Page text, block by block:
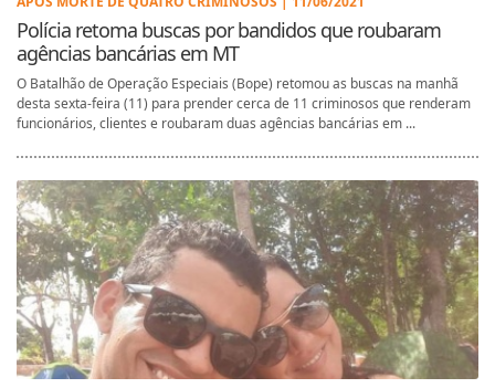
Polícia retoma buscas por bandidos que roubaram
agências bancárias em MT
O Batalhão de Operação Especiais (Bope) retomou as buscas na manhã
desta sexta-feira (11) para prender cerca de 11 criminosos que renderam
funcionários, clientes e roubaram duas agências bancárias em ...